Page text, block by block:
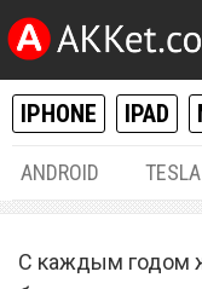
IPHONE IPAD
ANDROID TESLA
С каждым годом